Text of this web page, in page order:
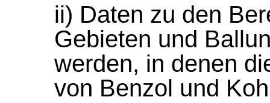
ii) Daten zu den
Gebieten und
werden, in denen
von Benzol und